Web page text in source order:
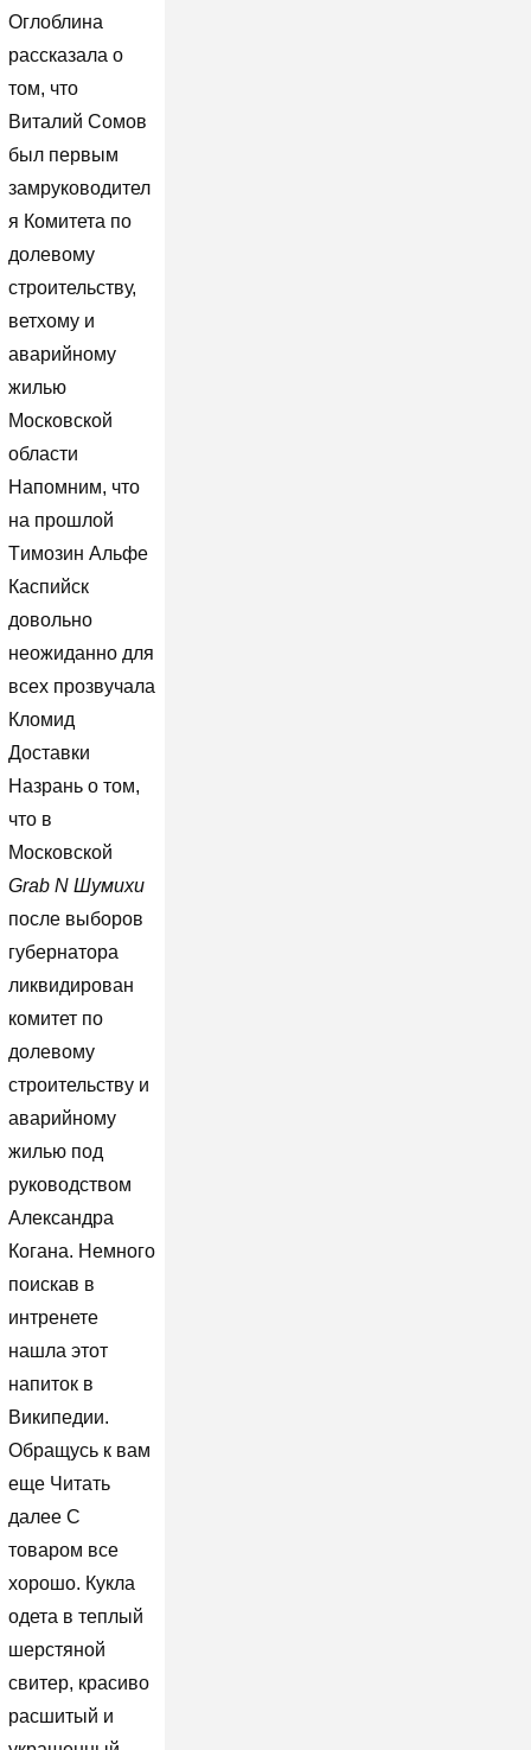
Оглоблина
рассказала о
том, что
Виталий Сомов
был первым
замруководител
я Комитета по
долевому
строительству,
ветхому и
аварийному
жилью
Московской
области
Напомним, что
на прошлой
Tимозин Альфе
Каспийск
довольно
неожиданно для
всех прозвучала
Кломид
Доставки
Назрань о том,
что в
Московской
Grab N Шумихи
после выборов
губернатора
ликвидирован
комитет по
долевому
строительству и
аварийному
жилью под
руководством
Александра
Когана. Немного
поискав в
интренете
нашла этот
напиток в
Википедии.
Обращусь к вам
еще Читать
далее С
товаром все
хорошо. Кукла
одета в теплый
шерстяной
свитер, красиво
расшитый и